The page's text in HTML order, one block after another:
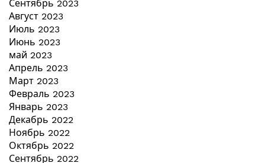
Сентябрь 2023
Август 2023
Июль 2023
Июнь 2023
май 2023
Апрель 2023
Март 2023
Февраль 2023
Январь 2023
Декабрь 2022
Ноябрь 2022
Октябрь 2022
Сентябрь 2022